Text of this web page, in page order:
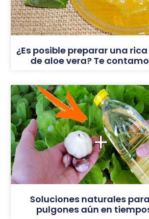
¿Es posible preparar una
de aloe vera? Te
Soluciones naturales
pulgones aún en